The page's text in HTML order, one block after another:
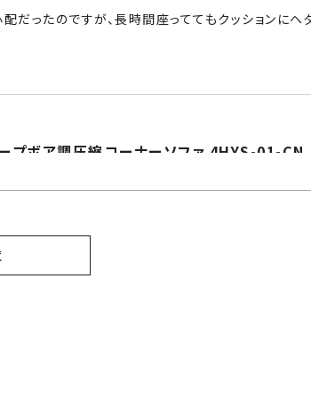
ったのですが、長時間座っててもクッションにヘ
プボア調圧縮コーナーソファ 4HYS-01-CN
ため、部屋を圧迫している感があり1Pソファにし